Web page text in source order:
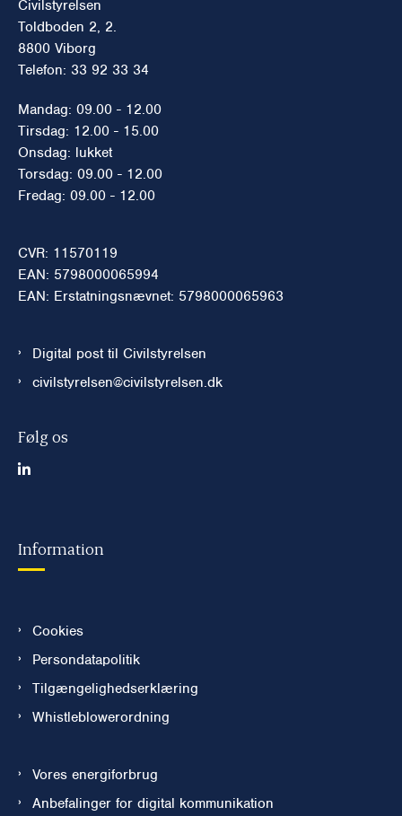
Civilstyrelsen
Toldboden 2, 2.
8800 Viborg
Telefon: 33 92 33 34
Mandag: 09.00 - 12.00
Tirsdag: 12.00 - 15.00
Onsdag: lukket
Torsdag: 09.00 - 12.00
Fredag: 09.00 - 12.00
CVR: 11570119
EAN: 5798000065994
EAN: Erstatningsnævnet: 5798000065963
Digital post til Civilstyrelsen
civilstyrelsen@civilstyrelsen.dk
Følg os
Information
Cookies
Persondatapolitik
Tilgængelighedserklæring
Whistleblowerordning
Vores energiforbrug
Anbefalinger for digital kommunikation